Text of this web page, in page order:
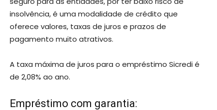
insolvência, é uma modalidade de crédito que
oferece valores, taxas de juros e prazos de
pagamento muito atrativos.
A taxa máxima de juros para o empréstimo Sicredi é
de 2,08% ao ano.
Empréstimo com garantia: